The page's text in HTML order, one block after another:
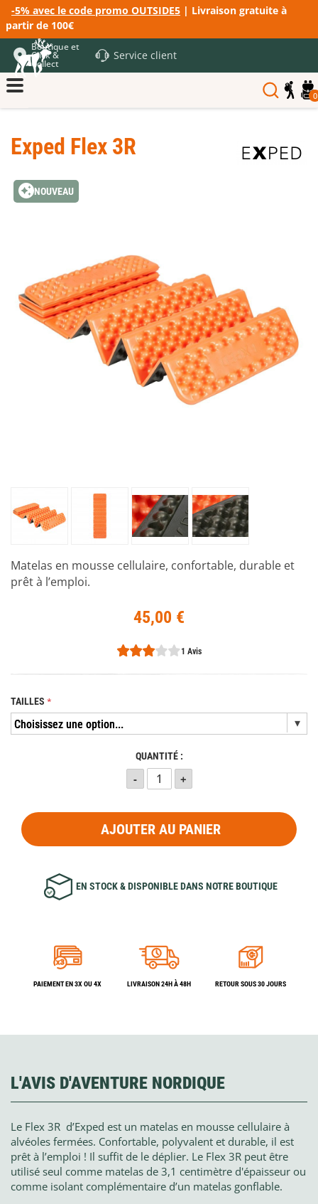
-5% avec le code promo OUTSIDE5 | Livraison gratuite à
partir de 100€
Boutique et
Click &
Collect
Service client
0
Exped Flex 3R
NOUVEAU
Matelas en mousse cellulaire, confortable, durable et
prêt à l’emploi.
45,00 €
1 Avis
TAILLES
QUANTITÉ :
AJOUTER AU PANIER
EN STOCK & DISPONIBLE DANS NOTRE BOUTIQUE
PAIEMENT EN 3X OU 4X LIVRAISON 24H À 48H RETOUR SOUS 30 JOURS
L'AVIS D'AVENTURE NORDIQUE
Le Flex 3R d’Exped est un matelas en mousse cellulaire à
alvéoles fermées. Confortable, polyvalent et durable, il est
prêt à l’emploi ! Il suffit de le déplier. Le Flex 3R peut être
utilisé seul comme matelas de 3,1 centimètre d'épaisseur ou
comme isolant complémentaire d’un matelas gonflable.